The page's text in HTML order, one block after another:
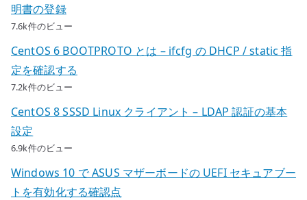
明書の登録
7.6k件のビュー
CentOS 6 BOOTPROTO とは – ifcfg の DHCP / static 指
定を確認する
7.2k件のビュー
CentOS 8 SSSD Linux クライアント – LDAP 認証の基本
設定
6.9k件のビュー
Windows 10 で ASUS マザーボードの UEFI セキュアブー
トを有効化する確認点